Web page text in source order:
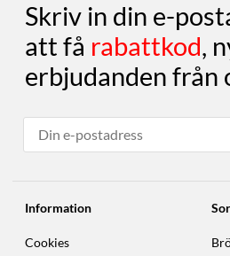
Skriv in din e-
att få rabattkod,
erbjudanden från
Information
Cookies